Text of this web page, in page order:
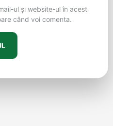
ul și website-ul în acest
când voi comenta.